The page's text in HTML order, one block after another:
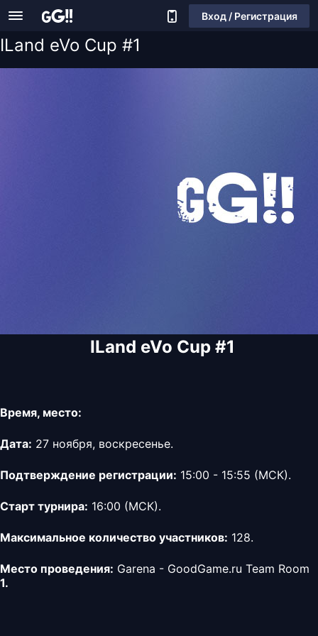
Вход / Регистрация
ILand eVo Cup #1
ILand eVo Cup #1
Время, место:
Дата: 27 ноября, воскресенье.
Подтверждение регистрации: 15:00 - 15:55 (МСК).
Старт турнира: 16:00 (МСК).
Максимальное количество участников: 128.
Место проведения: Garena - GoodGame.ru Team Room
1.